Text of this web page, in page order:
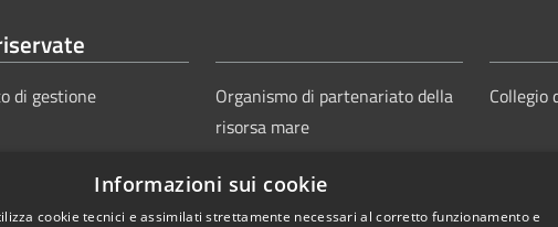
di gestione
Organismo di partenariato della
risorsa mare
Collegio
Informazioni sui cookie
cookie tecnici e assimilati strettamente necessari al corretto funzionamento e